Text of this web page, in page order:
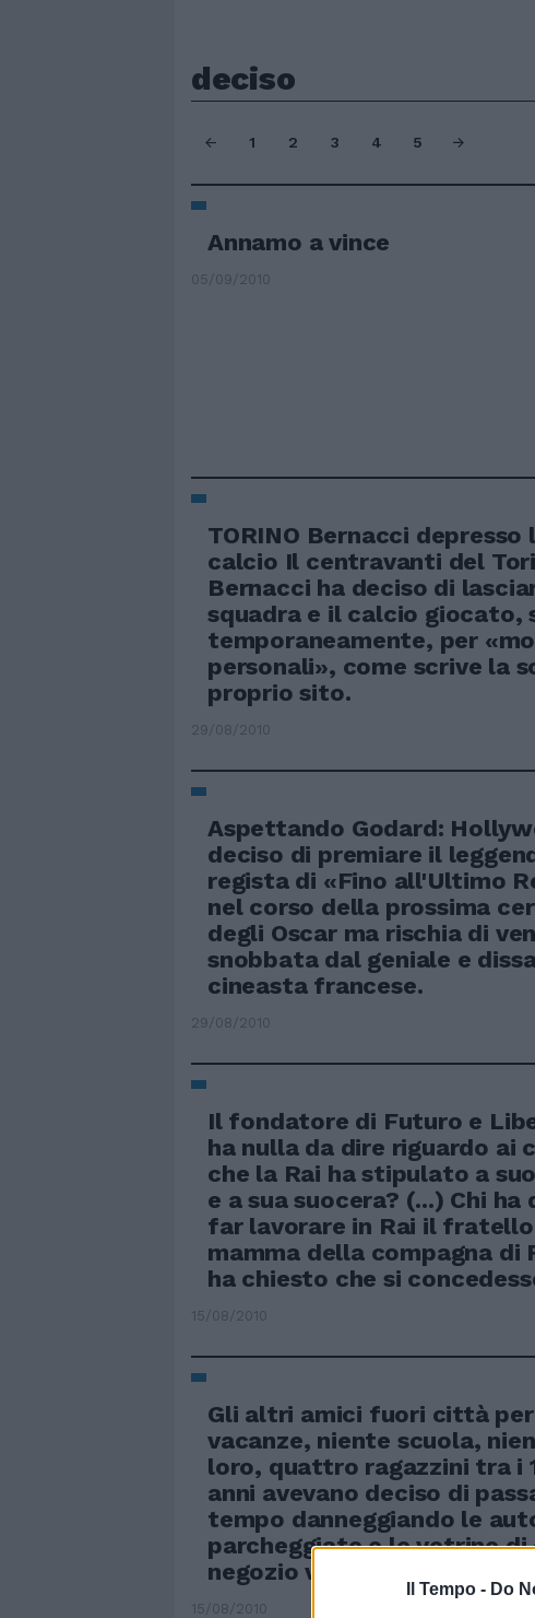
Il Tempo - Do
deciso
1 2 3 4 5
Annamo a vince
05/09/2010
TORINO Bernacci depresso
calcio Il centravanti del
Bernacci ha deciso di
squadra e il calcio giocato,
temporaneamente, per
personali», come scrive la
proprio sito.
29/08/2010
Aspettando Godard:
deciso di premiare il
regista di «Fino all'Ultimo
nel corso della prossima
degli Oscar ma rischia di
snobbata dal geniale e
cineasta francese.
29/08/2010
Il fondatore di Futuro e
ha nulla da dire riguardo ai
che la Rai ha stipulato a
e a sua suocera? (...) Chi ha
far lavorare in Rai il
mamma della compagna di
ha chiesto che si
15/08/2010
Gli altri amici fuori città
vacanze, niente scuola,
loro, quattro ragazzini tra i
anni avevano deciso di
tempo danneggiando le
parcheggiate e le vetrine di
negozio vicino casa.
15/08/2010